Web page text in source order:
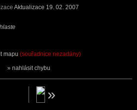
Aktualizace 19. 02. 2007
mapu (souřadnice nezadány)
nahlásit chybu